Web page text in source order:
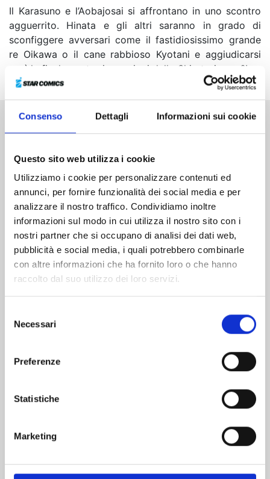
Consenso Dettagli Informazioni sui cookie
Questo sito web utilizza i cookie
Utilizziamo i cookie per personalizzare contenuti ed
annunci, per fornire funzionalità dei social media e per
analizzare il nostro traffico. Condividiamo inoltre
informazioni sul modo in cui utilizza il nostro sito con i
nostri partner che si occupano di analisi dei dati web,
pubblicità e social media, i quali potrebbero combinarle
con altre informazioni che ha fornito loro o che hanno
raccolto dal suo utilizzo dei loro servizi.
delNecessari
Preferenze
Statistiche
Marketing
Il Karasuno e l’Aobajosai si affrontano in uno scontro
agguerrito. Hinata e gli altri saranno in grado di
sconfiggere avversari come il fastidiosissimo grande
re Oikawa o il cane rabbioso Kyotani e aggiudicarsi
così la finale contro i campioni dello Shiratorizawa?!
Altri volumi della serie